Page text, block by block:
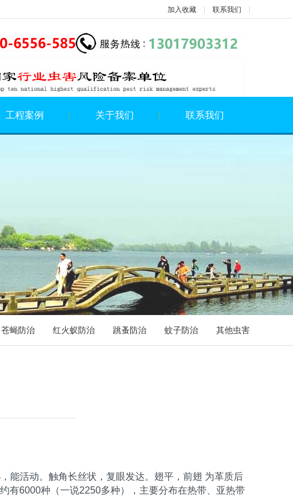
加入收藏 联系我们
工程案例 关于我们 联系我们
苍蝇防治 红火蚁防治 跳蚤防治 蚊子防治 其他虫害
能活动。触角长丝状，复眼发达。翅平，前翅 为革质后
有6000种（一说2250多种），主要分布在热带、亚热带